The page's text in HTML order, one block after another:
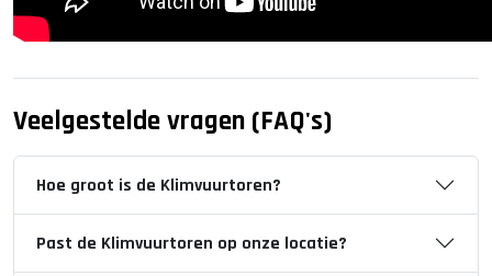
Veelgestelde vragen (FAQ's)
Hoe groot is de Klimvuurtoren?
Past de Klimvuurtoren op onze locatie?